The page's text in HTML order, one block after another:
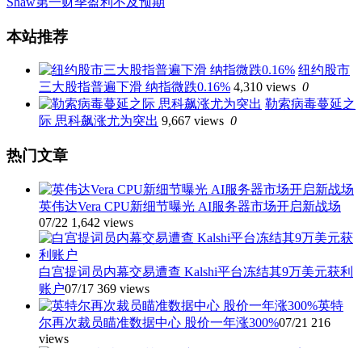
文
章
本站推荐
纽约股市
三大股指普遍下滑 纳指微跌0.16% 4,310 views 0
勒索病毒蔓延之
际 思科飙涨尤为突出 9,667 views 0
热门文章
英伟达Vera CPU新细节曝光 AI服务器市场开启新战场
07/22 1,642 views
白宫提词员内幕交易遭查 Kalshi平台冻结其9万美元获利
账户07/17 369 views
英特
尔再次裁员瞄准数据中心 股价一年涨300%07/21 216
views